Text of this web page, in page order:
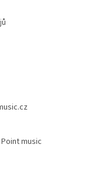
music